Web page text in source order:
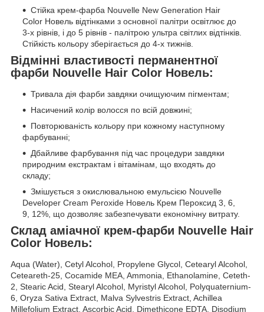
Стійка крем-фарба Nouvelle New Generation Hair
Color Новель відтінками з основної палітри освітлює до
3-х рівнів, і до 5 рівнів - палітрою ультра світлих відтінків.
Стійкість кольору зберігається до 4-х тижнів.
Відмінні властивості перманентної
фарби Nouvelle Hair Color Новель:
Тривала дія фарби завдяки очищуючим пігментам;
Насичений колір волосся по всій довжині;
Повторюваність кольору при кожному наступному
фарбуванні;
Дбайливе фарбування під час процедури завдяки
природним екстрактам і вітамінам, що входять до
складу;
Змішується з окислювальною емульсією Nouvelle
Developer Cream Peroxide Новель Крем Пероксид 3, 6,
9, 12%, що дозволяє забезпечувати економічну витрату.
Склад аміачної крем-фарби Nouvelle Hair
Color Новель:
Aqua (Water), Cetyl Alcohol, Propylene Glycol, Cetearyl Alcohol,
Ceteareth-25, Cocamide MEA, Ammonia, Ethanolamine, Ceteth-
2, Stearic Acid, Stearyl Alcohol, Myristyl Alcohol, Polyquaternium-
6, Oryza Sativa Extract, Malva Sylvestris Extract, Achillea
Millefolium Extract, Ascorbic Acid, Dimethicone EDTA, Disodium